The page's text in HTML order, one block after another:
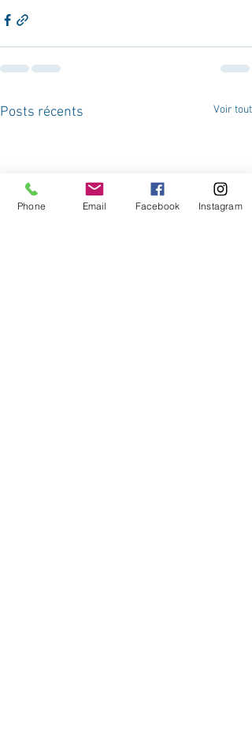
Posts récents Voir tout
Phone Email Facebook Instagram